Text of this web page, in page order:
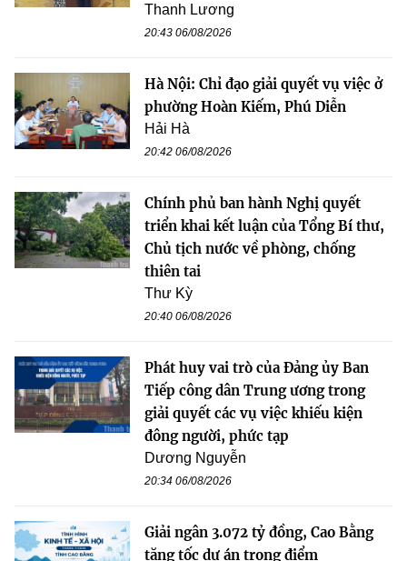
Thanh Lương
20:43 06/08/2026
Hà Nội: Chỉ đạo giải quyết vụ việc ở
phường Hoàn Kiếm, Phú Diễn
Hải Hà
20:42 06/08/2026
Chính phủ ban hành Nghị quyết
triển khai kết luận của Tổng Bí thư,
Chủ tịch nước về phòng, chống
thiên tai
Thư Kỳ
20:40 06/08/2026
Phát huy vai trò của Đảng ủy Ban
Tiếp công dân Trung ương trong
giải quyết các vụ việc khiếu kiện
đông người, phức tạp
Dương Nguyễn
20:34 06/08/2026
Giải ngân 3.072 tỷ đồng, Cao Bằng
tăng tốc dự án trọng điểm